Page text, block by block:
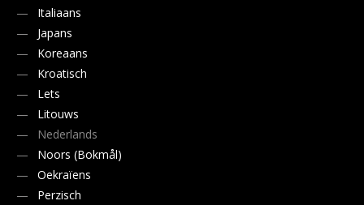
Italiaans
Japans
Koreaans
Kroatisch
Lets
Litouws
Nederlands
Noors (Bokmål)
Oekraïens
Perzisch